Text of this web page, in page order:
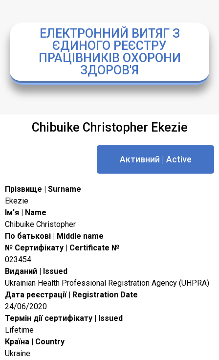
ЕЛЕКТРОННИЙ ВИТЯГ З
ЄДИНОГО РЕЄСТРУ
ПРАЦІВНИКІВ ОХОРОНИ
ЗДОРОВ'Я
Chibuike Christopher Ekezie
Активний | Active
Прізвище | Surname
Ekezie
Ім'я | Name
Chibuike Christopher
По батькові | Middle name
№ Сертифікату | Certificate №
023454
Виданий | Issued
Ukrainian Health Professional Registration Agency (UHPRA)
Дата реєстрації | Registration Date
24/06/2020
Термін дії сертифікату | Issued
Lifetime
Країна | Country
Ukraine